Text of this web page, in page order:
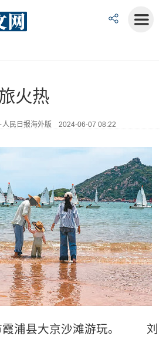
火热
人民日报海外版 2024-06-07 08:22
霞浦县大京沙滩游玩。 刘